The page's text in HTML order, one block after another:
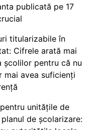
publicată pe 17
titularizabile în
Cifrele arată mai
școlilor pentru că nu
mai avea suficienți
unitățile de
de școlarizare: